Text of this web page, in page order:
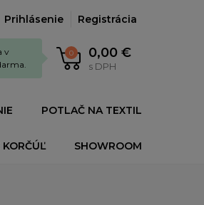
Prihlásenie Registrácia
0 0,00 €
s DPH
v
POTLAČ NA TEXTIL
KORČÚĽ SHOWROOM